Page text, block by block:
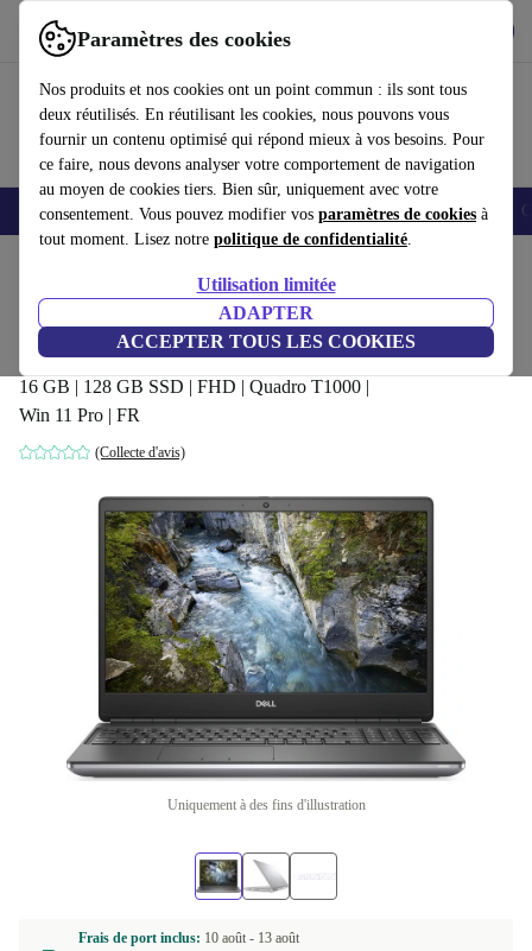
Paramètres des cookies
Nos produits et nos cookies ont un point commun : ils sont tous
deux réutilisés. En réutilisant les cookies, nous pouvons vous
fournir un contenu optimisé qui répond mieux à vos besoins. Pour
ce faire, nous devons analyser votre comportement de navigation
au moyen de cookies tiers. Bien sûr, uniquement avec votre
consentement. Vous pouvez modifier vos paramètres de cookies à
tout moment. Lisez notre politique de confidentialité.
Utilisation limitée
ADAPTER
ACCEPTER TOUS LES COOKIES
Utilisez refurbed rapidement et facilement
Smartphones Laptops Tablettes Montres connectées Accessoires
Dell Precision 7550 | i5-10400H |
15.6-pouces
16 GB | 128 GB SSD | FHD | Quadro T1000 |
Win 11 Pro | FR
(Collecte d'avis)
673,99 €
Uniquement à des fins d'illustration
Frais de port inclus: 10 août - 13 août